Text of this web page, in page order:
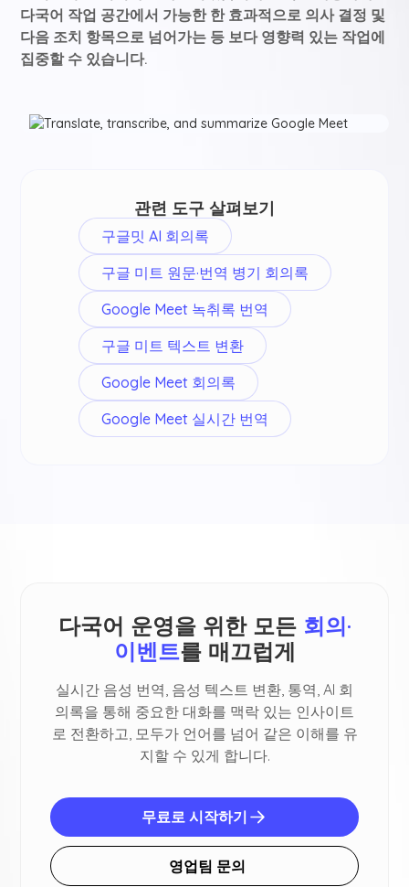
다국어 작업 공간에서 가능한 한 효과적으로 의사 결정 및
다음 조치 항목으로 넘어가는 등 보다 영향력 있는 작업에
집중할 수 있습니다.
관련 도구 살펴보기
구글밋 AI 회의록
구글 미트 원문·번역 병기 회의록
Google Meet 녹취록 번역
구글 미트 텍스트 변환
Google Meet 회의록
Google Meet 실시간 번역
다국어 운영을 위한 모든 회의·
이벤트를 매끄럽게
실시간 음성 번역, 음성 텍스트 변환, 통역, AI 회
의록을 통해 중요한 대화를 맥락 있는 인사이트
로 전환하고, 모두가 언어를 넘어 같은 이해를 유
지할 수 있게 합니다.
무료로 시작하기
영업팀 문의